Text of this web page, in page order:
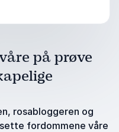
på prøve
rosabloggeren og
fordommene våre